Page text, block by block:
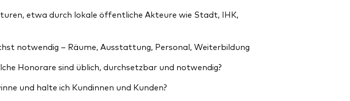
etwa durch lokale öffentliche Akteure wie Stadt, IHK,
notwendig – Räume, Ausstattung, Personal, Weiterbildung
Honorare sind üblich, durchsetzbar und notwendig?
und halte ich Kundinnen und Kunden?